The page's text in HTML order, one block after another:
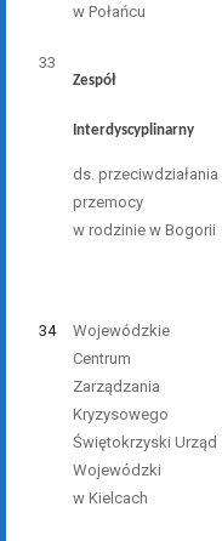
w Połańcu
33
Zespół
Interdyscyplinarny
ds. przeciwdziałania
przemocy
w rodzinie w Bogorii
34
Wojewódzkie
Centrum
Zarządzania
Kryzysowego
Świętokrzyski Urząd
Wojewódzki
w Kielcach